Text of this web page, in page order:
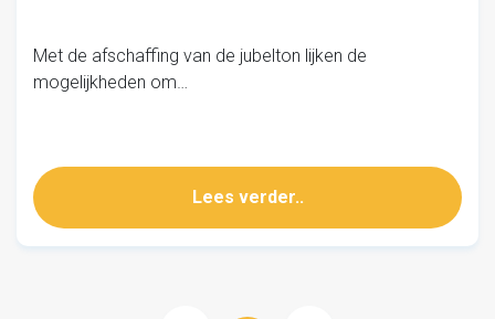
Met de afschaffing van de jubelton lijken de
mogelijkheden om…
Lees verder..